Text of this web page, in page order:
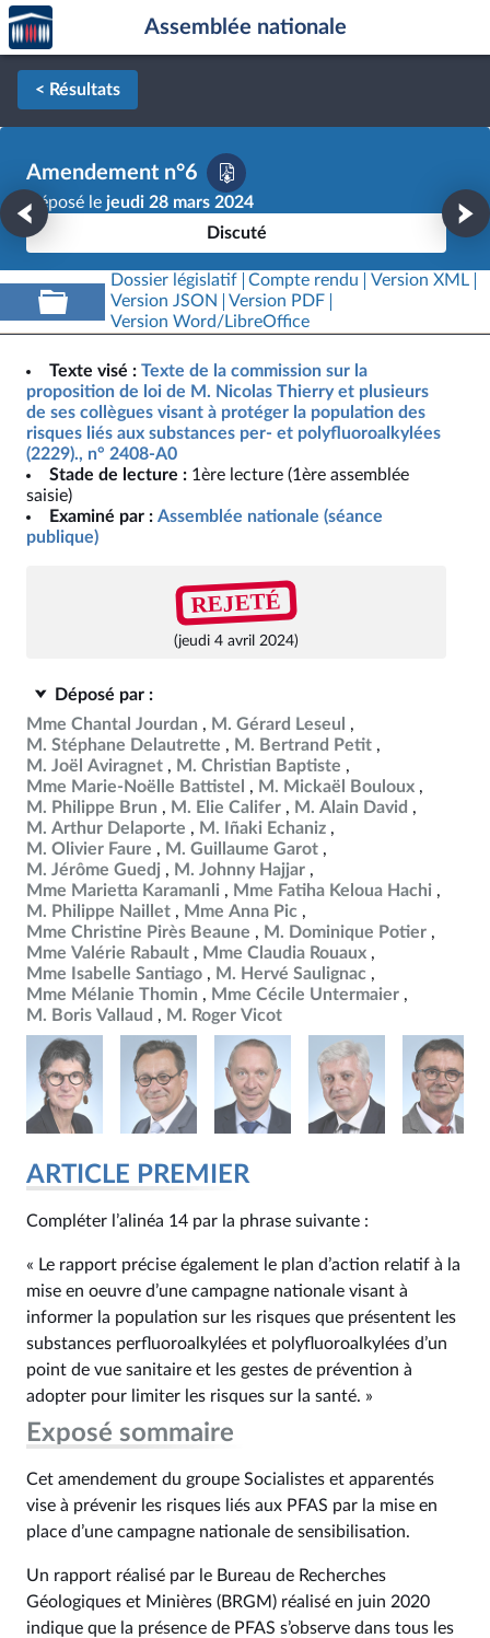
Aller au contenu
Aller en bas de la page
Accèder
à la
page
d'accueil
Assemblée nationale
< Résultats
Amendement n°6
Déposé le jeudi 28 mars 2024
Discuté
Dossier législatif Compte rendu
Version XML
Version JSON
Version PDF
Version Word/LibreOffice
Texte visé : Texte de la commission sur la
proposition de loi de M. Nicolas Thierry et plusieurs
de ses collègues visant à protéger la population des
risques liés aux substances per- et polyfluoroalkylées
(2229)., n° 2408-A0
Stade de lecture : 1ère lecture (1ère assemblée
saisie)
Examiné par : Assemblée nationale (séance
publique)
REJETÉ
(jeudi 4 avril 2024)
Déposé par :
Mme Chantal Jourdan
M. Gérard Leseul
M. Stéphane Delautrette
M. Bertrand Petit
M. Joël Aviragnet
M. Christian Baptiste
Mme Marie-Noëlle Battistel
M. Mickaël Bouloux
M. Philippe Brun
M. Elie Califer
M. Alain David
M. Arthur Delaporte
M. Iñaki Echaniz
M. Olivier Faure
M. Guillaume Garot
M. Jérôme Guedj
M. Johnny Hajjar
Mme Marietta Karamanli
Mme Fatiha Keloua Hachi
M. Philippe Naillet
Mme Anna Pic
Mme Christine Pirès Beaune
M. Dominique Potier
Mme Valérie Rabault
Mme Claudia Rouaux
Mme Isabelle Santiago
M. Hervé Saulignac
Mme Mélanie Thomin
Mme Cécile Untermaier
M. Boris Vallaud
M. Roger Vicot
ARTICLE PREMIER
Compléter l’alinéa 14 par la phrase suivante :
« Le rapport précise également le plan d’action relatif à la
mise en oeuvre d’une campagne nationale visant à
informer la population sur les risques que présentent les
substances perfluoroalkylées et polyfluoroalkylées d’un
point de vue sanitaire et les gestes de prévention à
adopter pour limiter les risques sur la santé. »
Exposé sommaire
Cet amendement du groupe Socialistes et apparentés
vise à prévenir les risques liés aux PFAS par la mise en
place d’une campagne nationale de sensibilisation.
Un rapport réalisé par le Bureau de Recherches
Géologiques et Minières (BRGM) réalisé en juin 2020
indique que la présence de PFAS s’observe dans tous les